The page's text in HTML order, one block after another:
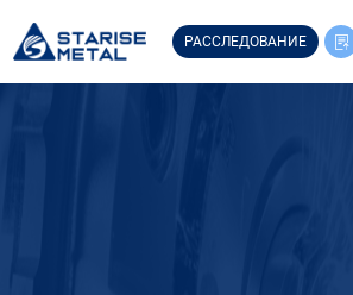
РАССЛЕДОВАНИЕ
Select Language▼